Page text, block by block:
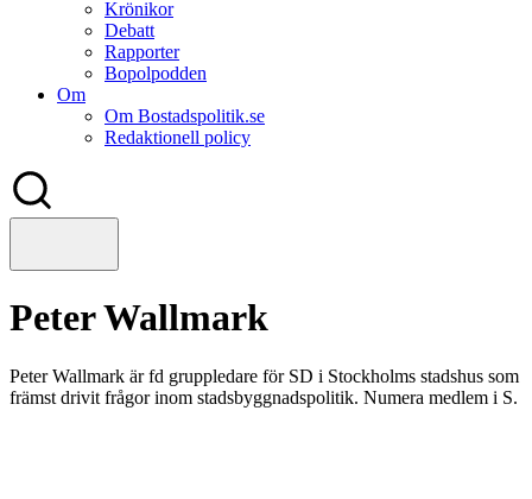
Krönikor
Debatt
Rapporter
Bopolpodden
Om
Om Bostadspolitik.se
Redaktionell policy
Peter Wallmark
Peter Wallmark är fd gruppledare för SD i Stockholms stadshus som
främst drivit frågor inom stadsbyggnadspolitik. Numera medlem i S.